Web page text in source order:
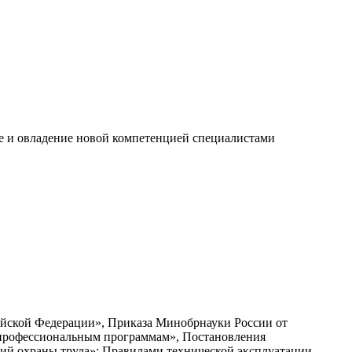
овладение новой компетенцией специалистами
Федерации», Приказа Минобрнауки России от
программам», Постановления